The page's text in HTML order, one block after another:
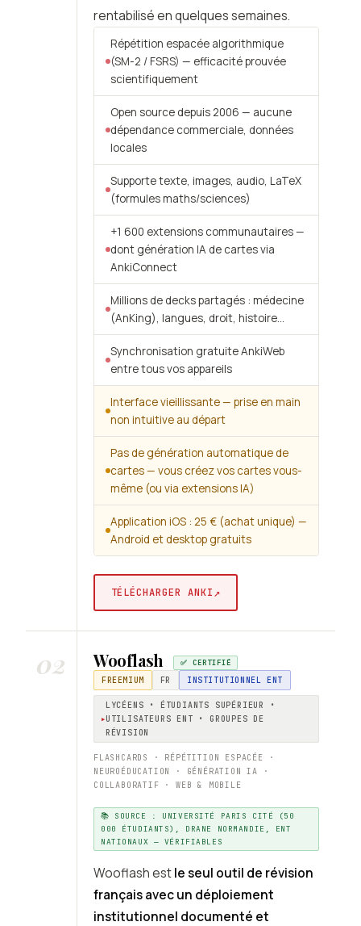
rentabilisé en quelques semaines.
Répétition espacée algorithmique
(SM-2 / FSRS) — efficacité prouvée
scientifiquement
Open source depuis 2006 — aucune
dépendance commerciale, données
locales
Supporte texte, images, audio, LaTeX
(formules maths/sciences)
+1 600 extensions communautaires —
dont génération IA de cartes via
AnkiConnect
Millions de decks partagés : médecine
(AnKing), langues, droit, histoire…
Synchronisation gratuite AnkiWeb
entre tous vos appareils
Interface vieillissante — prise en main
non intuitive au départ
Pas de génération automatique de
cartes — vous créez vos cartes vous-
même (ou via extensions IA)
Application iOS : 25 € (achat unique) —
Android et desktop gratuits
TÉLÉCHARGER ANKI↗
02 Wooflash ✅ CERTIFIÉ
FREEMIUM FR INSTITUTIONNEL ENT
LYCÉENS • ÉTUDIANTS SUPÉRIEUR •
UTILISATEURS ENT • GROUPES DE
RÉVISION
FLASHCARDS · RÉPÉTITION ESPACÉE ·
NEUROÉDUCATION · GÉNÉRATION IA ·
COLLABORATIF · WEB & MOBILE
📚 SOURCE : UNIVERSITÉ PARIS CITÉ (50
000 ÉTUDIANTS), DRANE NORMANDIE, ENT
NATIONAUX — VÉRIFIABLES
Wooflash estle seul outil de révision
français avec un déploiement
institutionnel documenté et